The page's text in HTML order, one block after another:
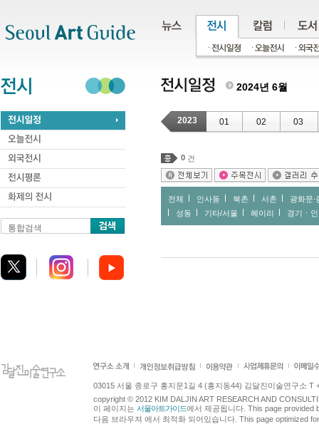
통합검색
2024년 6월
2023 01 02 03
0 건
전체 인사동 북촌 서촌
광화문∙
성동
기타/서울 헤이리 경기ㆍ
03015 서울 종로구 홍지문1길 4 (홍지동44) 김달진미술연구소 T
copyright © 2012 KIM DALJIN ART RESEARCH AND
이 페이지는 서울아트가이드에서 제공됩니다. This page provided
다음 브라우져 에서 최적화 되어있습니다. This page optimized